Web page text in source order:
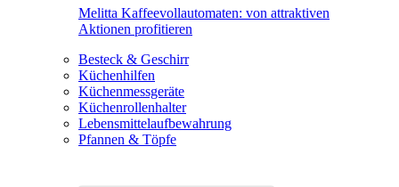
Melitta Kaffeevollautomaten: von attraktiven
Aktionen profitieren
Besteck & Geschirr
Küchenhilfen
Küchenmessgeräte
Küchenrollenhalter
Lebensmittelaufbewahrung
Pfannen & Töpfe